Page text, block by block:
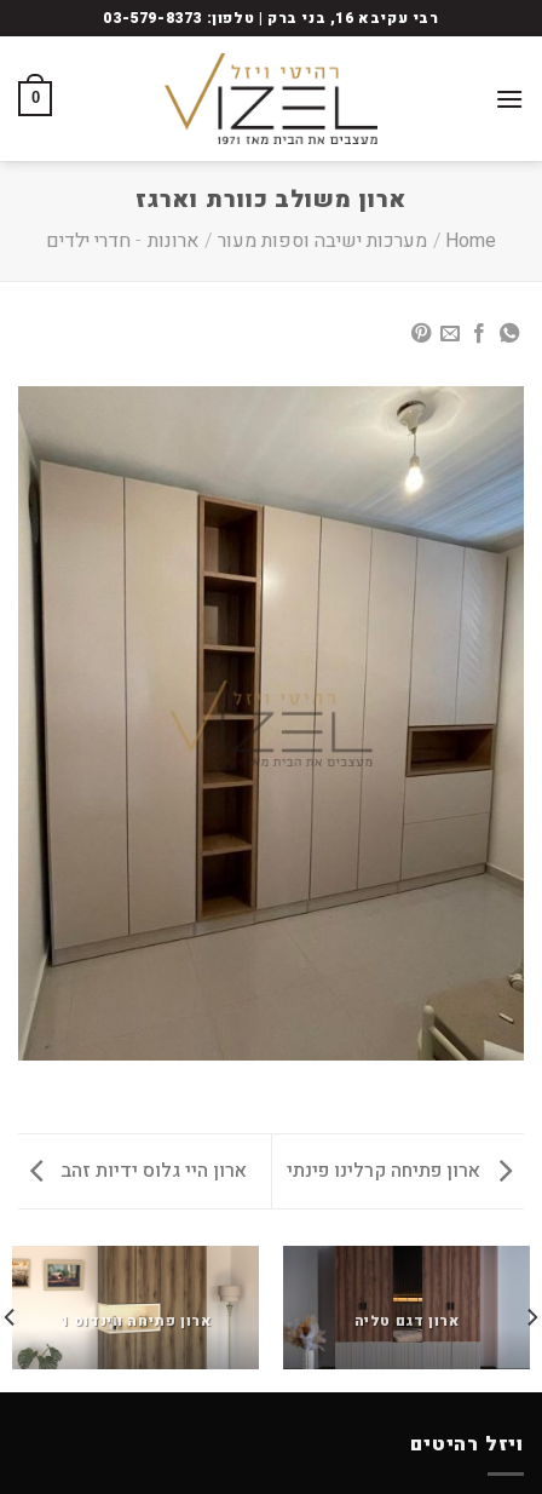
to
רבי עקיבא 16, בני ברק | טלפון: 03-579-8373
0
ארון משולב כוורת וארגז
Home
/ מערכות ישיבה וספות מעור / ארונות - חדרי ילדים
ארון פתיחה קרלינו פינתי ארון היי גלוס ידיות זהב
ארון דגם טליה ארון פתיחה ווינדוס 1
ויזל רהיטים